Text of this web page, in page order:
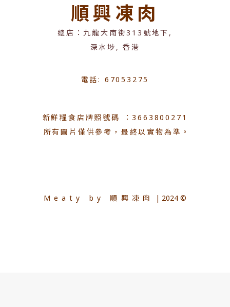
順興凍肉
總店：九龍大南街313號地下,
深水埗, 香港
電話: 67053275
新鮮糧食店牌照號碼 ：3663800271
所有圖片僅供參考，最終以實物為準。
Meaty by 順興凍肉 | 2024 ©